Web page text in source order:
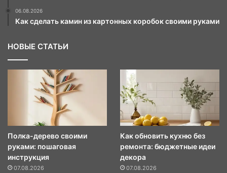
06.08.2026
Как сделать камин из картонных коробок своими руками
НОВЫЕ СТАТЬИ
Полка-дерево своими
руками: пошаговая
инструкция
07.08.2026
Как обновить кухню без
ремонта: бюджетные идеи
декора
07.08.2026